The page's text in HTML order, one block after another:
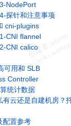
NodePort
探针和注意事项
cni-plugins
CNI flannel
CNI calico
可用和 SLB
Controller
统计数据
有云还是自建机房？
配置参考